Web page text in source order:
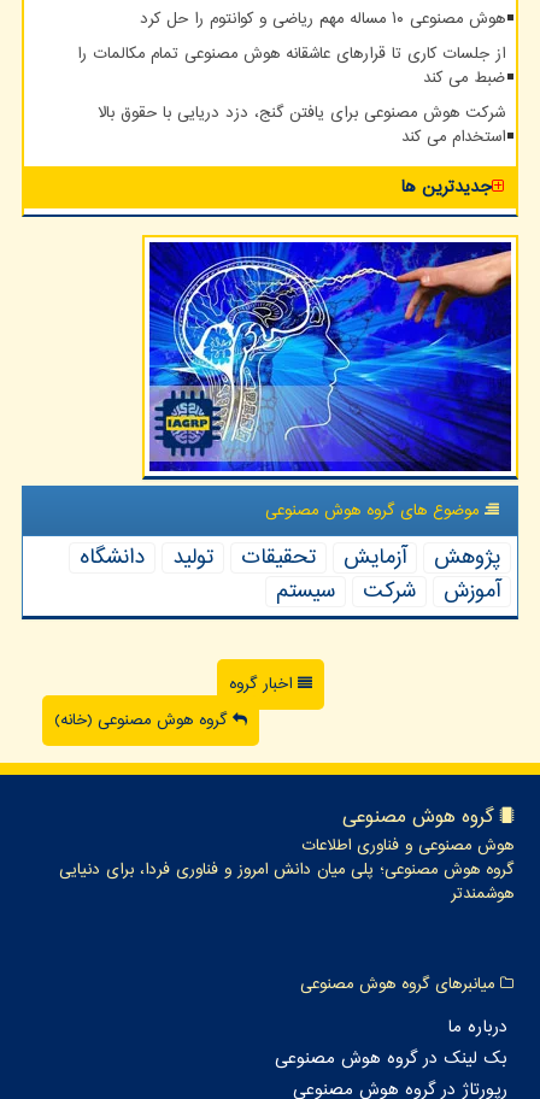
هوش مصنوعی ۱۰ مساله مهم ریاضی و کوانتوم را حل کرد
از جلسات کاری تا قرارهای عاشقانه هوش مصنوعی تمام مکالمات را
ضبط می کند
شرکت هوش مصنوعی برای یافتن گنج، دزد دریایی با حقوق بالا
استخدام می کند
جدیدترین ها
موضوع های گروه هوش مصنوعی
پژوهش آزمایش تحقیقات تولید
دانشگاه
آموزش
شركت سیستم
اخبار گروه
گروه هوش مصنوعی (خانه)
گروه هوش مصنوعی
هوش مصنوعی و فناوری اطلاعات
گروه هوش مصنوعی؛ پلی میان دانش امروز و فناوری فردا، برای دنیایی
هوشمندتر
میانبرهای گروه هوش مصنوعی
درباره ما
بک لینک در گروه هوش مصنوعی
رپورتاژ در گروه هوش مصنوعی